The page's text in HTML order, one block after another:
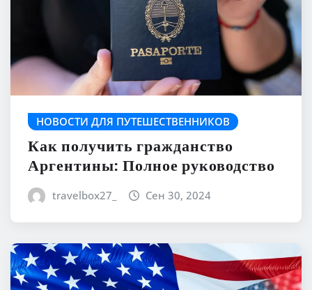
НОВОСТИ ДЛЯ ПУТЕШЕСТВЕННИКОВ
Как получить гражданство
Аргентины: Полное руководство
travelbox27_ Сен 30, 2024